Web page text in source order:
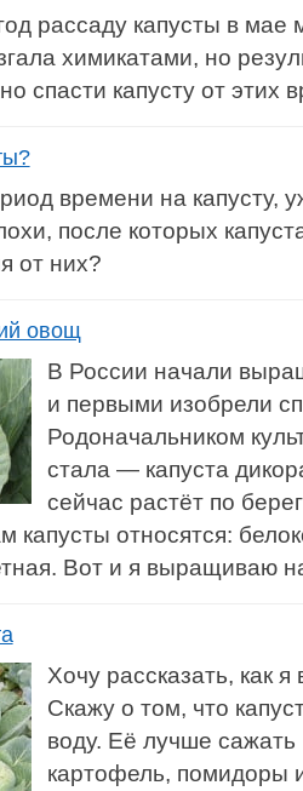
рассаду капусты в мае
химикатами, но
спасти капусту от этих
времени на капусту,
после которых
от них?
овощ
В России начали
и первыми изобрели
Родоначальником
стала — капуста
сейчас растёт по
капусты относятся:
Вот и я выращиваю
Хочу рассказать, как
Скажу о том, что
воду. Её лучше сажать
картофель, помидоры